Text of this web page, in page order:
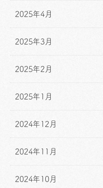
2025年4月
2025年3月
2025年2月
2025年1月
2024年12月
2024年11月
2024年10月